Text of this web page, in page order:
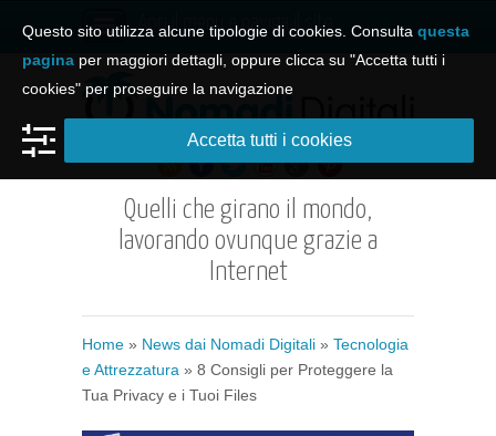
Apri il menu e naviga il sito
Quelli che girano il mondo,
lavorando ovunque grazie a
Internet
Home » News dai Nomadi Digitali » Tecnologia
e Attrezzatura » 8 Consigli per Proteggere la
Tua Privacy e i Tuoi Files
Questo sito utilizza alcune tipologie di cookies. Consulta questa
pagina per maggiori dettagli, oppure clicca su "Accetta tutti i
cookies" per proseguire la navigazione
Accetta tutti i cookies